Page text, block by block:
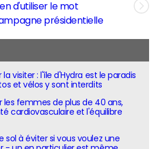
d'utiliser le mot
présidentielle
visiter : l'île d'Hydra est le paradis
et vélos y sont interdits
les femmes de plus de 40 ans,
cardiovasculaire et l'équilibre
sol à éviter si vous voulez une